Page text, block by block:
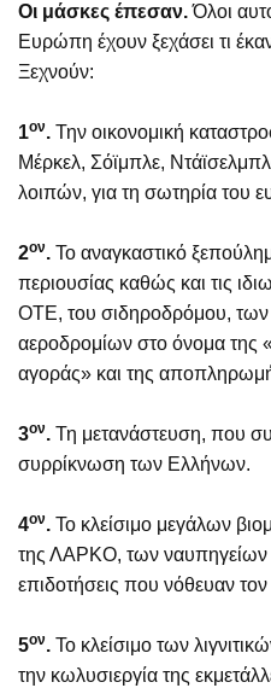
Οι μάσκες έπεσαν.Όλοι
Ευρώπη έχουν ξεχάσει τι
Ξεχνούν:
1ον. Την οικονομική
Μέρκελ, Σόϊμπλε,
λοιπών, για τη σωτηρία του
2ον. Το αναγκαστικό
περιουσίας καθώς και τις
ΟΤΕ, του σιδηροδρόμου, των
αεροδρομίων στο όνομα της
αγοράς» και της
3ον. Τη μετανάστευση, που
συρρίκνωση των Ελλήνων.
4ον. Το κλείσιμο μεγάλων
της ΛΑΡΚΟ, των ναυπηγείων
επιδοτήσεις που νόθευαν
5ον. Το κλείσιμο των
την κωλυσιεργία της